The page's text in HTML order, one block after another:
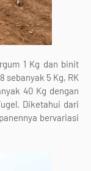
1 Kg dan binit
sebanyak 5 Kg, RK
40 Kg dengan
Diketahui dari
bervariasi